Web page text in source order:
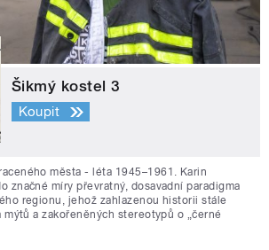
Šikmý kostel 3
Koupit
města - léta 1945–1961. Karin
značné míry převratný, dosavadní paradigma
regionu, jehož zahlazenou historii stále
a zakořeněných stereotypů o „černé